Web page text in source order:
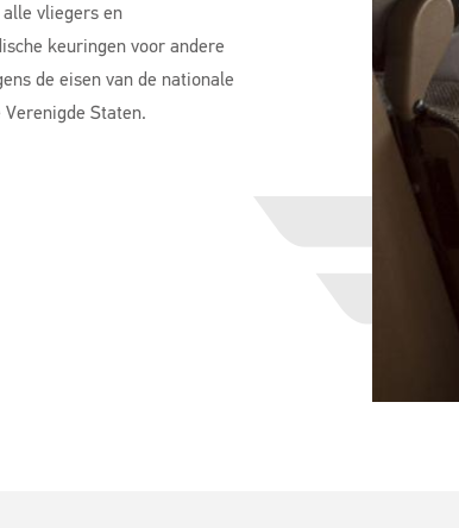
vliegers en
keuringen voor andere
de eisen van de nationale
Staten.